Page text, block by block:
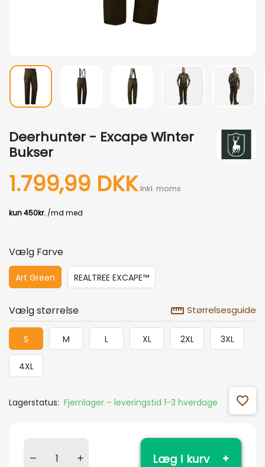
Deerhunter - Excape Winter
Bukser
1.799,99 DKK Inkl. moms
Vælg Farve
Art Green REALTREE EXCAPE™
Vælg størrelse straighten Størrelsesguide
S M L XL 2XL 3XL
4XL
Lagerstatus: Fjernlager – leveringstid 1-3 hverdage favorite_outline
Læg i kurv